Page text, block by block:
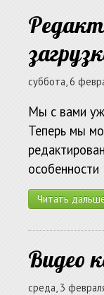
суббота, 6
Мы с вами
Теперь мы
Читать
Видео
среда, 3